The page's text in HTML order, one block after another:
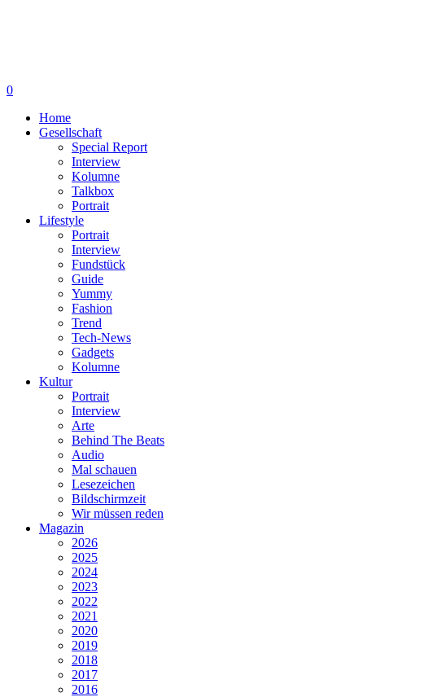
0
Home
Gesellschaft
Special Report
Interview
Kolumne
Talkbox
Portrait
Lifestyle
Portrait
Interview
Fundstück
Guide
Yummy
Fashion
Trend
Tech-News
Gadgets
Kolumne
Kultur
Portrait
Interview
Arte
Behind The Beats
Audio
Mal schauen
Lesezeichen
Bildschirmzeit
Wir müssen reden
Magazin
2026
2025
2024
2023
2022
2021
2020
2019
2018
2017
2016